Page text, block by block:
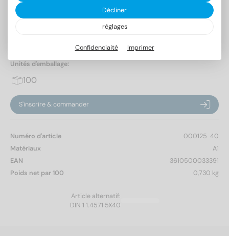
Goupilles coniques forme B, champ de tolérance h10
Unités d'emballage:
100
S'inscrire & commander
Numéro d'article
000125  40
Matériaux
A1
EAN
3610500033391
Poids net par 100
0,730 kg
Article alternatif:
DIN 1 1.4571 5X40
Décliner
réglages
Confidenciaité Imprimer